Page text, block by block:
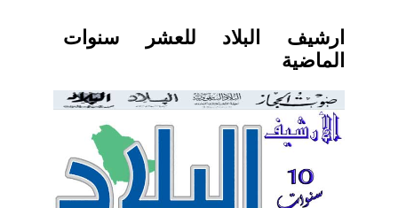
ارشيف البلاد للعشر سنوات
الماضية